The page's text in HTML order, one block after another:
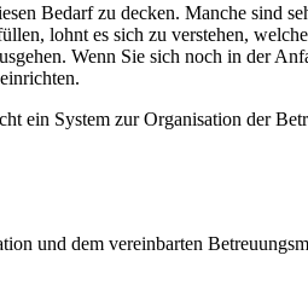
Bedarf zu decken. Manche sind
lohnt es sich zu verstehen,
Wenn Sie sich noch in der
ein System zur Organisation der
und dem vereinbarten